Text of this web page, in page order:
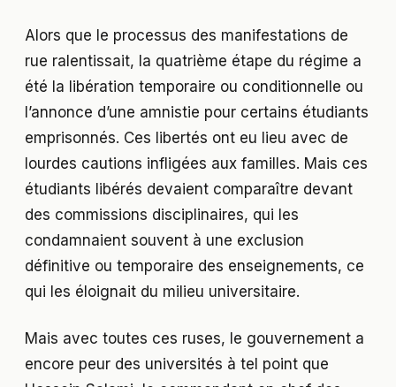
Alors que le processus des manifestations de
rue ralentissait, la quatrième étape du régime a
été la libération temporaire ou conditionnelle ou
l’annonce d’une amnistie pour certains étudiants
emprisonnés. Ces libertés ont eu lieu avec de
lourdes cautions infligées aux familles. Mais ces
étudiants libérés devaient comparaître devant
des commissions disciplinaires, qui les
condamnaient souvent à une exclusion
définitive ou temporaire des enseignements, ce
qui les éloignait du milieu universitaire.
Mais avec toutes ces ruses, le gouvernement a
encore peur des universités à tel point que